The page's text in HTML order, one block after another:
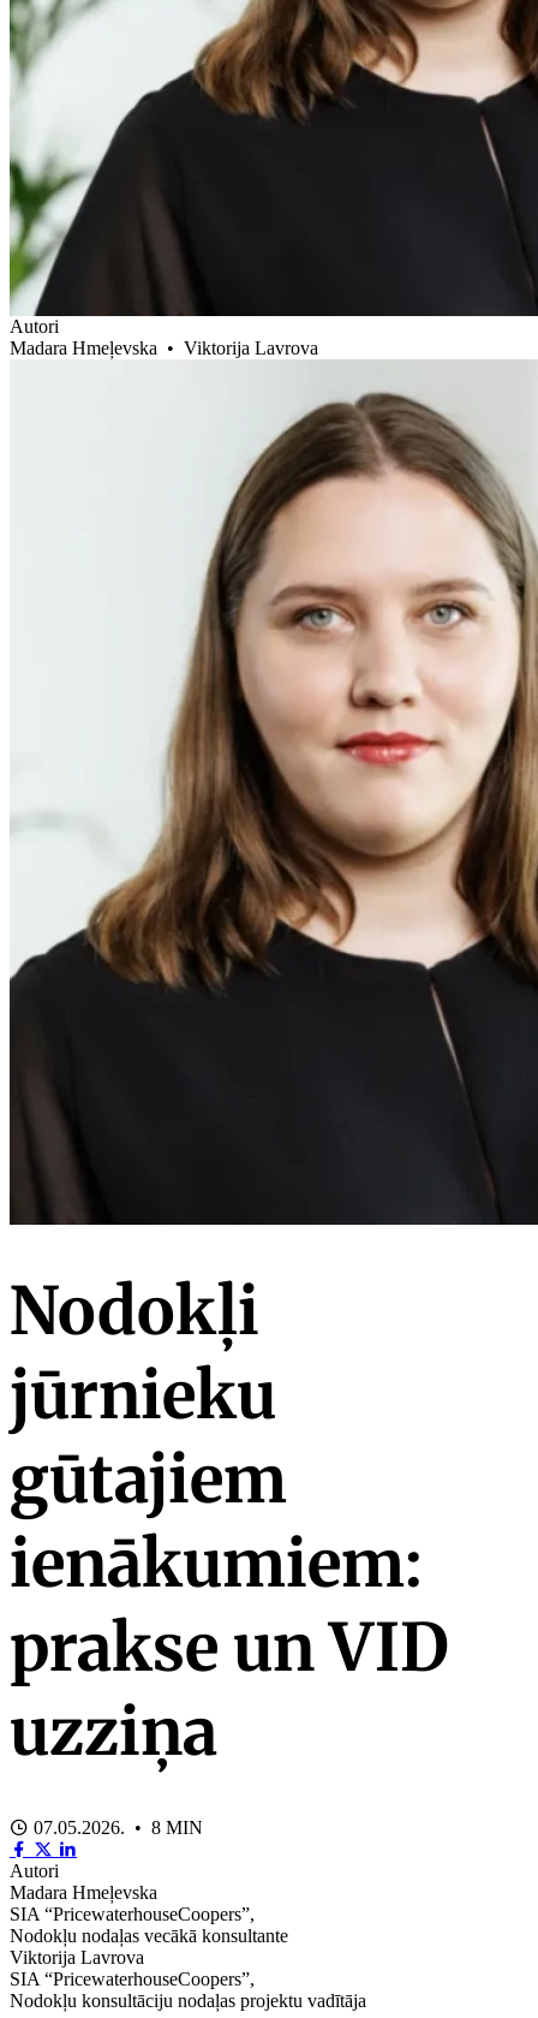
Autori
Madara Hmeļevska • Viktorija Lavrova
Nodokļi
jūrnieku
gūtajiem
ienākumiem:
prakse un VID
uzziņa
07.05.2026. • 8 MIN
Autori
Madara Hmeļevska
SIA “PricewaterhouseCoopers”,
Nodokļu nodaļas vecākā konsultante
Viktorija Lavrova
SIA “PricewaterhouseCoopers”,
Nodokļu konsultāciju nodaļas projektu vadītāja